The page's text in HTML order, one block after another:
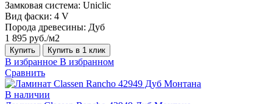
Замковая система: Uniclic
Вид фаски: 4 V
Порода древесины: Дуб
1 895 руб./м2
Купить Купить в 1 клик
В избранное В избранном
Сравнить
В наличии